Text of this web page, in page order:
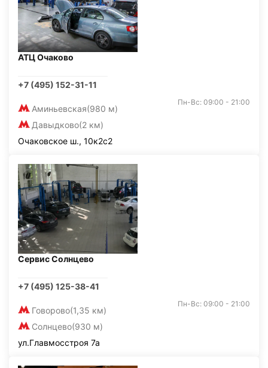
АТЦ Очаково
+7 (495) 152-31-11
Аминьевская(980 м)
Давыдково(2 км)
Пн-Вс: 09:00 - 21:00
Очаковское ш., 10к2с2
Сервис Солнцево
+7 (495) 125-38-41
Говорово(1,35 км)
Солнцево(930 м)
Пн-Вс: 09:00 - 21:00
ул.Главмосстроя 7а